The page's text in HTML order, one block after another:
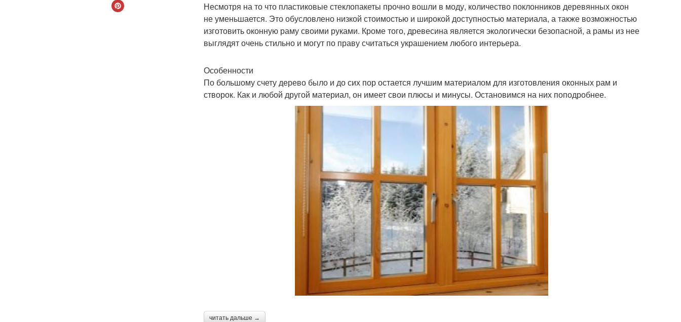
Несмотря на то что пластиковые стеклопакеты прочно вошли в моду, количество поклонников деревянных окон
не уменьшается. Это обусловлено низкой стоимостью и широкой доступностью материала, а также возможностью
изготовить оконную раму своими руками. Кроме того, древесина является экологически безопасной, а рамы из нее
выглядят очень стильно и могут по праву считаться украшением любого интерьера.
Особенности
По большому счету дерево было и до сих пор остается лучшим материалом для изготовления оконных рам и
створок. Как и любой другой материал, он имеет свои плюсы и минусы. Остановимся на них поподробнее.
читать дальше →